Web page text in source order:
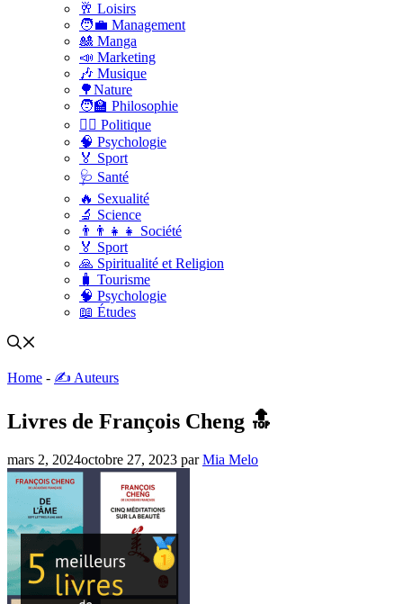
🥂 Loisirs
🧑‍💼 Management
🎎 Manga
📣 Marketing
🎶 Musique
🌳Nature
🧑‍🏫 Philosophie
👨‍⚖️ Politique
🧠 Psychologie
🏅 Sport
🩺 Santé
🔥 Sexualité
🔬 Science
👨‍👨‍👧‍👧 Société
🏅 Sport
🙏 Spiritualité et Religion
🧳 Tourisme
🧠 Psychologie
📖 Études
Home - ✍️ Auteurs
Livres de François Cheng 🔝
mars 2, 2024octobre 27, 2023 parMia Melo